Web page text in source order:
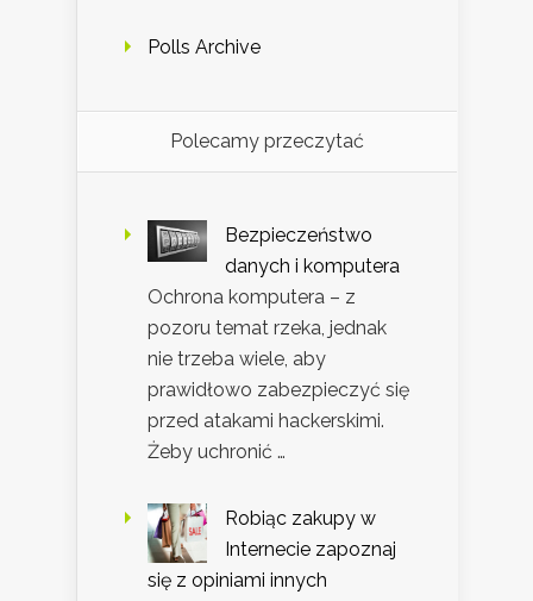
Polls Archive
Polecamy przeczytać
Bezpieczeństwo
danych i komputera
Ochrona komputera – z
pozoru temat rzeka, jednak
nie trzeba wiele, aby
prawidłowo zabezpieczyć się
przed atakami hackerskimi.
Żeby uchronić …
Robiąc zakupy w
Internecie zapoznaj
się z opiniami innych